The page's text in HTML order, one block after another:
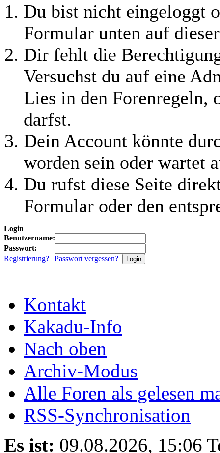
Du bist nicht eingeloggt
Formular unten auf
Dir fehlt die
Versuchst du auf eine
Lies in den Forenregeln,
darfst.
Dein Account könnte
worden sein oder wartet
Du rufst diese Seite
Formular oder den
Login
Benutzername:
Passwort:
Registrierung? | Passwort vergessen?
Kontakt
Kakadu-Info
Nach oben
Archiv-Modus
Alle Foren als gelesen
RSS-Synchronisation
Es ist: 09.08.2026, 15:06